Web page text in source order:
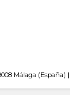
Málaga (España)